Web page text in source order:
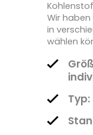
Wir
in
wählen